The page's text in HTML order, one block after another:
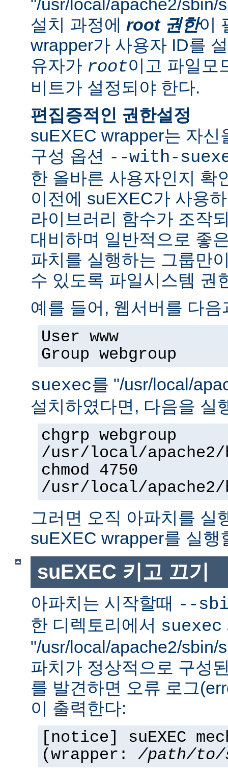
"/usr/local/apache2/sbin/
설치 과정에 root 권한이
wrapper가 사용자 ID를
유자가 root이고 파일모
비트가 설정되야 한다.
편집증적인 권한설정
suEXEC wrapper는 자신
구성 옵션 --with-
한 올바른 사용자인지 확
이전에 suEXEC가 사용
라이브러리 함수가 조작
대비하며 일반적으로 좋
파치를 실행하는 그룹만
수 있도록 파일시스템 권
예를 들어, 웹서버를 다
User www
Group webgroup
suexec를 "/usr/local/
설치하였다면, 다음을 실
chgrp webgroup
/usr/local/apache2/
chmod 4750
/usr/local/apache2/
그러면 오직 아파치를 실
suEXEC wrapper를 실행
suEXEC 키고 끄기
아파치는 시작할때 --
한 디렉토리에서 suexec
"/usr/local/apache2/sbin/
파치가 정상적으로 구성
를 발견하면 오류 로그
이 출력한다:
[notice] suEXEC
(wrapper: /path/to/